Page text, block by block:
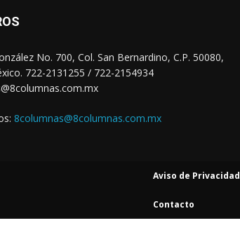
No. 700, Col. San Bernardino, C.P. 50080,
722-2131255 / 722-2154934
8columnas@8columnas.com.mx
Aviso de Privacidad
Contacto